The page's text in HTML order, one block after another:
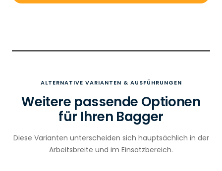
ALTERNATIVE VARIANTEN & AUSFÜHRUNGEN
Weitere passende Optionen
für Ihren Bagger
Diese Varianten unterscheiden sich hauptsächlich in der
Arbeitsbreite und im Einsatzbereich.